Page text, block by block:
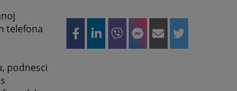
telefona
podnesci